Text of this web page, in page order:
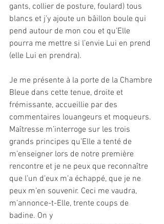
gants, collier de posture, foulard) tous
blancs et j’y ajoute un bâillon boule qui
pend autour de mon cou et qu’Elle
pourra me mettre si l’envie Lui en prend
(elle Lui en prendra).
Je me présente à la porte de la Chambre
Bleue dans cette tenue, droite et
frémissante, accueillie par des
commentaires louangeurs et moqueurs.
Maîtresse m’interroge sur les trois
grands principes qu’Elle a tenté de
m’enseigner lors de notre première
rencontre et je ne peux que reconnaître
que l’un d’eux m’a échappé, que je ne
peux m’en souvenir. Ceci me vaudra,
m’annonce-t-Elle, trente coups de
badine. On y